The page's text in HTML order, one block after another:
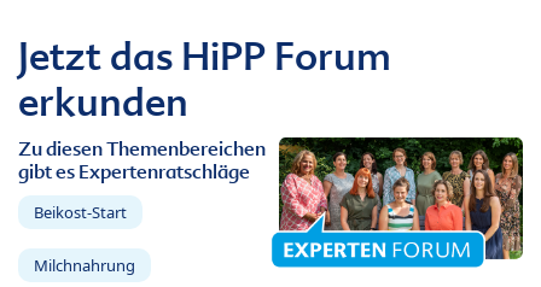
Jetzt das HiPP Forum
erkunden
Zu diesen Themenbereichen
gibt es Expertenratschläge
Beikost-Start
Milchnahrung